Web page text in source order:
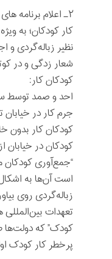
۲ـ اعلام برنامه
کار کودکان؛ به
نظیر زباله‌گردی و
شعار زدگی و در
کودکان کار:
احد و صمد توسط
جرم کار در خیابان
کودکان کار بدون
کودکان در
“جمع‌آوری
است آن‌ها به
زباله‌گردی روی
تعهدات
کودک” که دولت‌ها
پرخطر کار کودک